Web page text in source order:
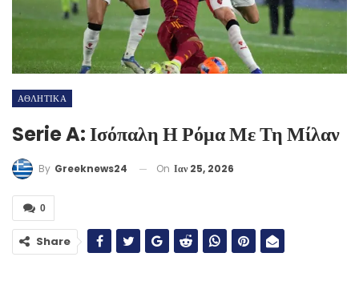
ΑΘΛΗΤΙΚΑ
Serie A: Ισόπαλη Η Ρόμα Με Τη Μίλαν
By Greeknews24 On Ιαν 25, 2026
0
Share